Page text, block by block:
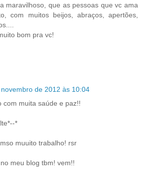
maravilhoso, que as pessoas que vc ama
com muitos beijos, abraços, apertões,
bom pra vc!
de 2012 às 10:04
com muita saúde e paz!!
*
muuito trabalho! rsr
meu blog tbm! vem!!